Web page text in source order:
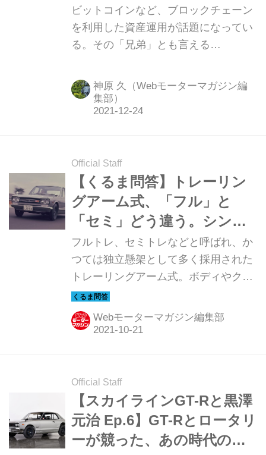
第1弾は、特典オプションも
魅力的
ビットコインなど、ブロックチェーン
を利用した資産運用が話題になってい
る。その「兄弟」とも言える
クン）」を利用したユニークなビジネ
スが、様々なカテゴリーで始まってい
る。今回、紹介する「コレクションス
や体験をパッケージ化したバーチャル
資産が、先行予約を開始した。第1弾
は伝説のスカイラインGT-R「NISMO
400R（ニスモ 400R）」だ。
神原 久（Webモーターマガジン編
集部）
Official Staff
【くるま問答】トレーリン
グアーム式、「フル」と
「セミ」どう違う。シンプ
ル＆高性能な独立懸架サス
ペンション形式
フルトレ、セミトレなどと呼ばれ、か
つては独立懸架として多く採用された
トレーリングアーム式。ボディやクロ
スメンバーにアームが取り付けられ、
その後端に車輪を配置するというシン
プルな構成となっている。その特徴に
Webモーターマガジン編集部
Official Staff
【スカイラインGT-Rと黒澤
元治 Ep.6】GT-Rとロータリ
ーが競った、あの時代の話